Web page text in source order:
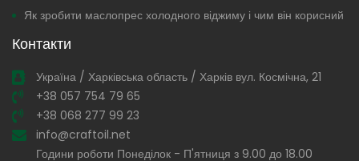
Як зробити маслопрес холодного віджиму і чим він корисний
Контакти
Україна / Харківська область / Харків вул. Космічна, 21
+38 057 754 79 65
+38 068 277 99 23
info@craftoil.net
Години роботи Понеділок - П'ятниця з 9.00 до 18.00